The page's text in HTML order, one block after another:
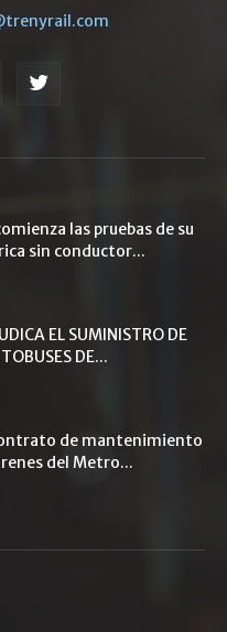
las pruebas de su
sin conductor...
EL SUMINISTRO DE
DE...
de mantenimiento
del Metro...